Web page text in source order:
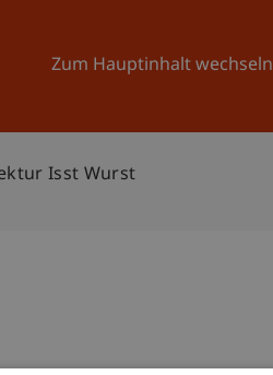
Zum Hauptinhalt wechseln
Universität Aktuelles
Isst Wurst